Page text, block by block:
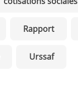
Rapport
Urssaf